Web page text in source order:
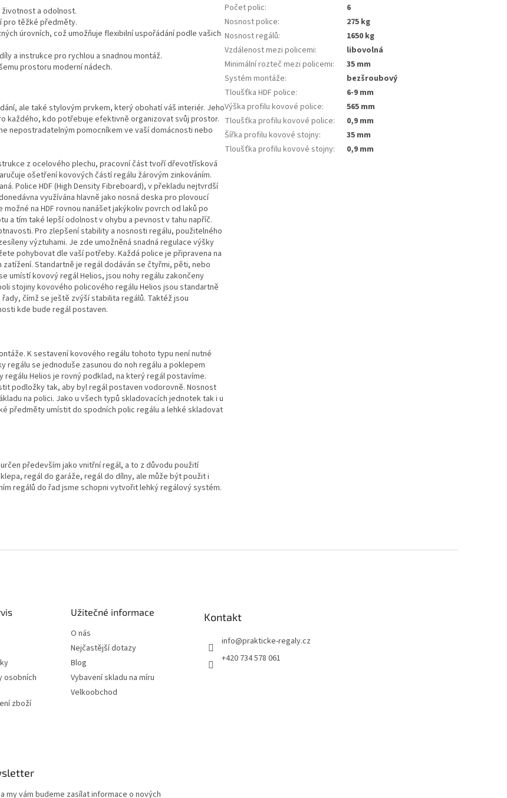
a odolnost.
pro těžké předměty.
úrovních, což umožňuje flexibilní uspořádání podle vašich
a instrukce pro rychlou a snadnou montáž.
prostoru moderní nádech.
ale také stylovým prvkem, který obohatí váš interiér. Jeho
každého, kdo potřebuje efektivně organizovat svůj prostor.
nepostradatelným pomocníkem ve vaší domácnosti nebo
z ocelového plechu, pracovní část tvoří dřevotřísková
ošetření kovových částí regálu žárovým zinkováním.
Police HDF (High Density Fibreboard), v překladu nejtvrdší
využívána hlavně jako nosná deska pro plovoucí
na HDF rovnou nanášet jakýkoliv povrch od laků po
a tím také lepší odolnost v ohybu a pevnost v tahu napříč.
Pro zlepšení stability a nosnosti regálu, použitelného
výztuhami. Je zde umožněná snadná regulace výšky
pohybovat dle vaší potřeby. Každá police je připravena na
Standartně je regál dodáván se čtyřmi, pěti, nebo
umístí kovový regál Helios, jsou nohy regálu zakončeny
stojiny kovového policového regálu Helios jsou standartně
čímž se ještě zvýší stabilita regálů. Taktéž jsou
kde bude regál postaven.
K sestavení kovového regálu tohoto typu není nutné
regálu se jednoduše zasunou do noh regálu a poklepem
Helios je rovný podklad, na který regál postavíme.
podložky tak, aby byl regál postaven vodorovně. Nosnost
na polici. Jako u všech typů skladovacích jednotek tak i u
předměty umístit do spodních polic regálu a lehké skladovat
především jako vnitřní regál, a to z důvodu použití
regál do garáže, regál do dílny, ale může být použit i
regálů do řad jsme schopni vytvořit lehký regálový systém.
Počet polic:
6
Nosnost police:
275 kg
Nosnost regálů:
1650 kg
Vzdálenost mezi policemi:
libovolná
Minimální rozteč mezi policemi:
35 mm
Systém montáže:
bezšroubový
Tloušťka HDF police:
6-9 mm
Výška profilu kovové police:
565 mm
Tloušťka profilu kovové police:
0,9 mm
Šířka profilu kovové stojny:
35 mm
Tloušťka profilu kovové stojny: 0,9 mm
osobních
zboží
Užitečné informace
O nás
Nejčastější dotazy
Blog
Vybavení skladu na míru
Velkoobchod
Kontakt
info@prakticke-regaly.cz
+420 734 578 061
my vám budeme zasílat informace o nových